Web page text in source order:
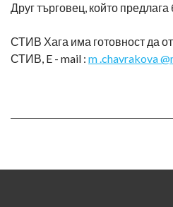
Друг търговец, който предлага
СТИВ Хага има готовност да
СТИВ, E - mail : m .chavrakova